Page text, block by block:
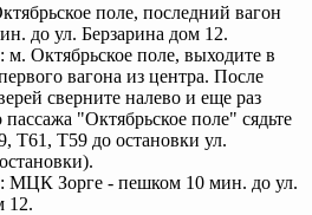
поле, последний вагон
до ул. Берзарина дом 12.
: м. Октябрьское поле, выходите в
вагона из центра. После
сверните налево и еще раз
"Октябрьское поле" сядьте
Т61, Т59 до остановки ул.
: МЦК Зорге - пешком 10 мин. до ул.
12.